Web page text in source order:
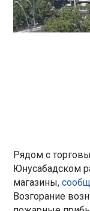
Рядом с
Юнусабадском
магазины,
Возгорание